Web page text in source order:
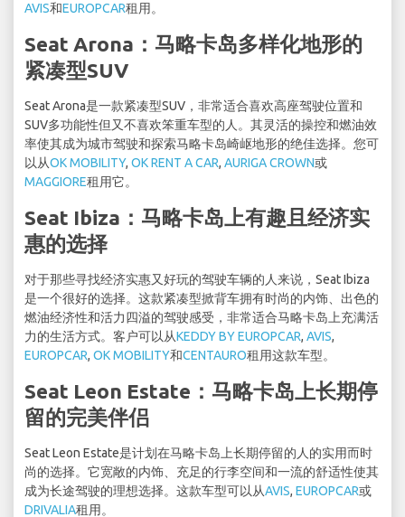
AVIS和EUROPCAR租用。
Seat Arona：马略卡岛多样化地形的
紧凑型SUV
Seat Arona是一款紧凑型SUV，非常适合喜欢高座驾驶位置和
SUV多功能性但又不喜欢笨重车型的人。其灵活的操控和燃油效
率使其成为城市驾驶和探索马略卡岛崎岖地形的绝佳选择。您可
以从OK MOBILITY, OK RENT A CAR, AURIGA CROWN或
MAGGIORE租用它。
Seat Ibiza：马略卡岛上有趣且经济实
惠的选择
对于那些寻找经济实惠又好玩的驾驶车辆的人来说，Seat Ibiza
是一个很好的选择。这款紧凑型掀背车拥有时尚的内饰、出色的
燃油经济性和活力四溢的驾驶感受，非常适合马略卡岛上充满活
力的生活方式。客户可以从KEDDY BY EUROPCAR, AVIS,
EUROPCAR, OK MOBILITY和CENTAURO租用这款车型。
Seat Leon Estate：马略卡岛上长期停
留的完美伴侣
Seat Leon Estate是计划在马略卡岛上长期停留的人的实用而时
尚的选择。它宽敞的内饰、充足的行李空间和一流的舒适性使其
成为长途驾驶的理想选择。这款车型可以从AVIS, EUROPCAR或
DRIVALIA租用。